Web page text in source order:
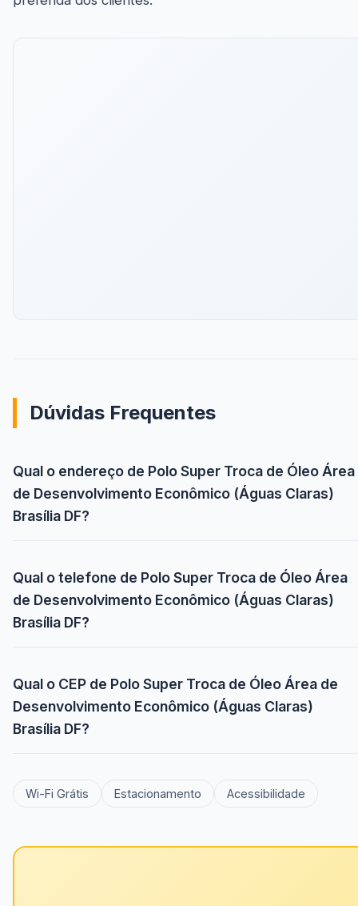
Dúvidas Frequentes
Qual o endereço de Polo Super Troca de Óleo Área
de Desenvolvimento Econômico (Águas Claras)
Brasília DF?
Qual o telefone de Polo Super Troca de Óleo Área
de Desenvolvimento Econômico (Águas Claras)
Brasília DF?
Qual o CEP de Polo Super Troca de Óleo Área de
Desenvolvimento Econômico (Águas Claras)
Brasília DF?
Wi-Fi Grátis Estacionamento Acessibilidade